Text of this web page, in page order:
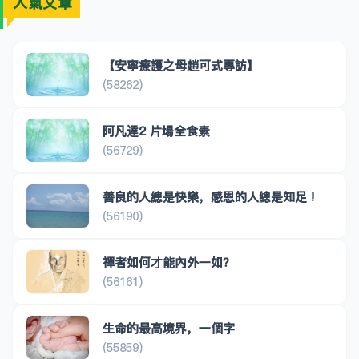
【安寧療護之母趙可式專訪】
(58262)
阿凡達2 片場全食素
(56729)
善良的人總是快樂，感恩的人總是知足 !
(56190)
禪者如何才能內外一如？
(56161)
生命的最高境界，一個字
(55859)